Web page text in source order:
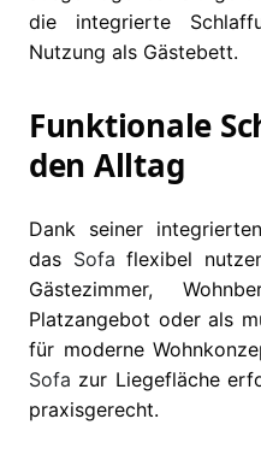
die integrierte
Nutzung als Gästebett.
Funktionale
den Alltag
Dank seiner
das Sofa flexibel
Gästezimmer,
Platzangebot oder als
für moderne
Sofa zur Liegefläche
praxisgerecht.